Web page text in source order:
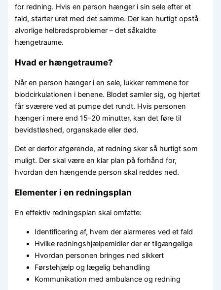
for redning. Hvis en person hænger i sin sele efter et
fald, starter uret med det samme. Der kan hurtigt opstå
alvorlige helbredsproblemer – det såkaldte
hængetraume.
Hvad er hængetraume?
Når en person hænger i en sele, lukker remmene for
blodcirkulationen i benene. Blodet samler sig, og hjertet
får sværere ved at pumpe det rundt. Hvis personen
hænger i mere end 15-20 minutter, kan det føre til
bevidstløshed, organskade eller død.
Det er derfor afgørende, at redning sker så hurtigt som
muligt. Der skal være en klar plan på forhånd for,
hvordan den hængende person skal reddes ned.
Elementer i en redningsplan
En effektiv redningsplan skal omfatte:
Identificering af, hvem der alarmeres ved et fald
Hvilke redningshjælpemidler der er tilgængelige
Hvordan personen bringes ned sikkert
Førstehjælp og lægelig behandling
Kommunikation med ambulance og redning